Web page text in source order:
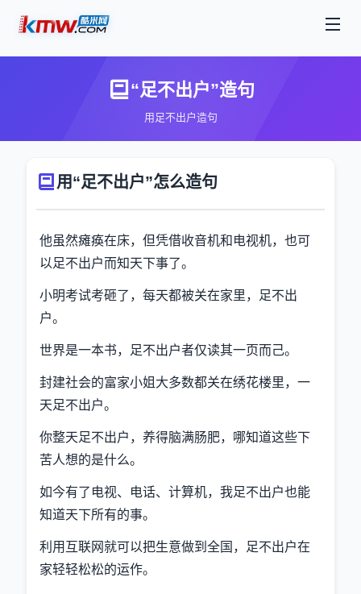
“足不出户”造句
用足不出户造句
用“足不出户”怎么造句
他虽然瘫痪在床，但凭借收音机和电视机，也可
以足不出户而知天下事了。
小明考试考砸了，每天都被关在家里，足不出
户。
世界是一本书，足不出户者仅读其一页而己。
封建社会的富家小姐大多数都关在绣花楼里，一
天足不出户。
你整天足不出户，养得脑满肠肥，哪知道这些下
苦人想的是什么。
如今有了电视、电话、计算机，我足不出户也能
知道天下所有的事。
利用互联网就可以把生意做到全国，足不出户在
家轻轻松松的运作。